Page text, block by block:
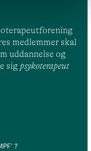
medlemmer skal
uddannelse og
sig psykoterapeut
?